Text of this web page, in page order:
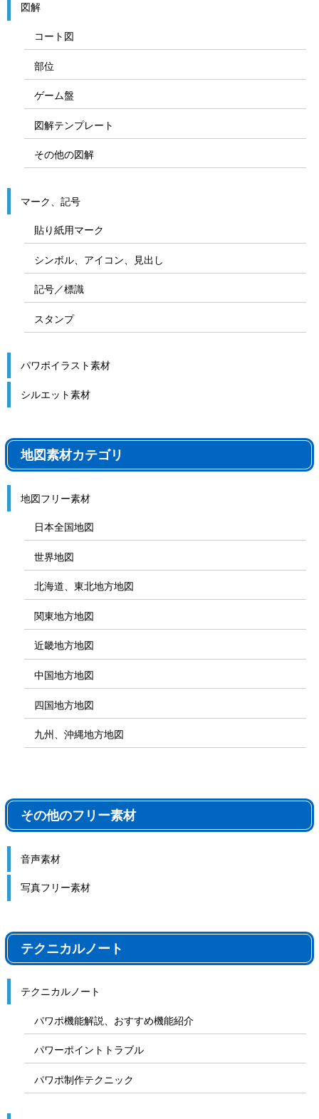
図解
コート図
部位
ゲーム盤
図解テンプレート
その他の図解
マーク、記号
貼り紙用マーク
シンボル、アイコン、見出し
記号／標識
スタンプ
パワポイラスト素材
シルエット素材
地図素材カテゴリ
地図フリー素材
日本全国地図
世界地図
北海道、東北地方地図
関東地方地図
近畿地方地図
中国地方地図
四国地方地図
九州、沖縄地方地図
その他のフリー素材
音声素材
写真フリー素材
テクニカルノート
テクニカルノート
パワポ機能解説、おすすめ機能紹介
パワーポイントトラブル
パワポ制作テクニック